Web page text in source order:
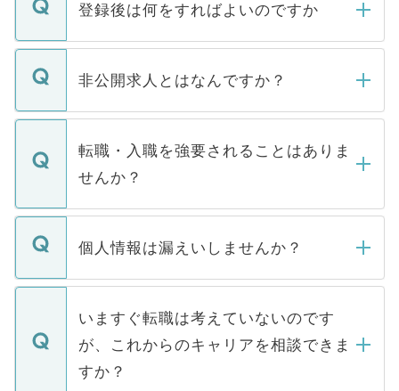
登録後は何をすればよいのですか
ご登録いただきましたら、弊社担当者がご
登録内容を確認し、その後メールもしくは
ます。通常、5営業日以内にはご連絡をせて
いただきますので、しばらくお待ちくださ
非公開求人とはなんですか？
マイナビDOCTORで取り扱っている求人の
うち約3割は、Webサイトからご覧いただ
けない「非公開求人」です。非公開求人は
下記の理由によって、一般には公開してい
ません。
■応募殺到を避けるため 人気のある医療機
関を公にしてしまうと、応募が殺到する場
に、医療機関が求める条件に合った人材の
みを人材紹介会社に依頼するケースが増え
ています。
転職・入職を強要されることはありま
せんか？
転職・入職を強要することは一切ありませ
ん。また、仮に応募先から内定をいただい
定を承諾する必要はありません。内定先へ
の辞退の連絡はキャリアパートナーが行い
個人情報は漏えいしませんか？
個人情報が漏えいすることはありませんの
で、ご安心ください。当サイトからの登録
などで収集したご登録者様の個人情報は、
ご本人のキャリアアップおよび転職活動の
支援を目的に使用いたします。お預かりし
いますぐ転職は考えていないのです
が、これからのキャリアを相談できま
すか？